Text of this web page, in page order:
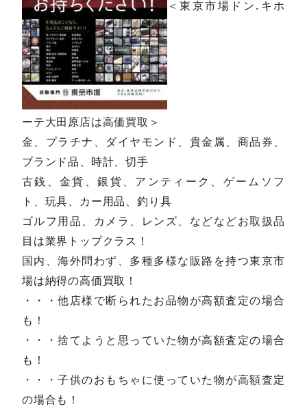
＜東京市場ドン.キホ
ーテ大田原店は高価買取＞
金、プラチナ、ダイヤモンド、貴金属、商品券、
ブランド品、時計、切手
古銭、金貨、銀貨、アンティーク、ゲームソフ
ト、玩具、カー用品、釣り具
ゴルフ用品、カメラ、レンズ、などなどお取扱品
目は業界トップクラス！
国内、海外問わず、多種多様な販路を持つ東京市
場は納得の高価買取！
・・・他店様で断られたお品物が高額査定の場合
も！
・・・捨てようと思っていた物が高額査定の場合
も！
・・・子供のおもちゃに使っていた物が高額査定
の場合も！